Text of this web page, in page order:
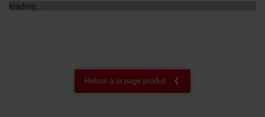
loading...
Retour à la page produit